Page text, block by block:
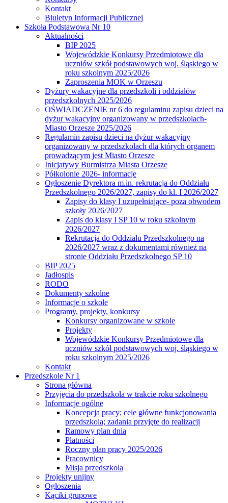
Kontakt
Biuletyn Informacji Publicznej
Szkoła Podstawowa Nr 10
Aktualności
BIP 2025
Wojewódzkie Konkursy Przedmiotowe dla
uczniów szkół podstawowych woj. śląskiego w
roku szkolnym 2025/2026
Zaproszenia MOK w Orzeszu
Dyżury wakacyjne dla przedszkoli i oddziałów
przedszkolnych 2025/2026
OŚWIADCZENIE nr 6 do regulaminu zapisu dzieci na
dyżur wakacyjny organizowany w przedszkolach-
Miasto Orzesze 2025/2026
Regulamin zapisu dzieci na dyżur wakacyjny
organizowany w przedszkolach dla których organem
prowadzącym jest Miasto Orzesze
Inicjatywy Burmistrza Miasta Orzesze
Półkolonie 2026- informacje
Ogłoszenie Dyrektora m.in. rekrutacja do Oddziału
Przedszkolnego 2026/2027, zapisy do kl. I 2026/2027
Zapisy do klasy I uzupełniające- poza obwodem
szkoły 2026/2027
Zapis do klasy I SP 10 w roku szkolnym
2026/2027
Rekrutacja do Oddziału Przedszkolnego na
2026/2027 wraz z dokumentami również na
stronie Oddziału Przedszkolnego SP 10
BIP 2025
Jadłospis
RODO
Dokumenty szkolne
Informacje o szkole
Programy, projekty, konkursy
Konkursy organizowane w szkole
Projekty
Wojewódzkie Konkursy Przedmiotowe dla
uczniów szkół podstawowych woj. śląskiego w
roku szkolnym 2025/2026
Kontakt
Przedszkole Nr 1
Strona główna
Przyjęcia do przedszkola w trakcie roku szkolnego
Informacje ogólne
Koncepcja pracy; cele główne funkcjonowania
przedszkola; zadania przyjęte do realizacji
Ramowy plan dnia
Płatności
Roczny plan pracy 2025/2026
Pracownicy
Misja przedszkola
Projekty unijny
Ogłoszenia
Kąciki grupowe